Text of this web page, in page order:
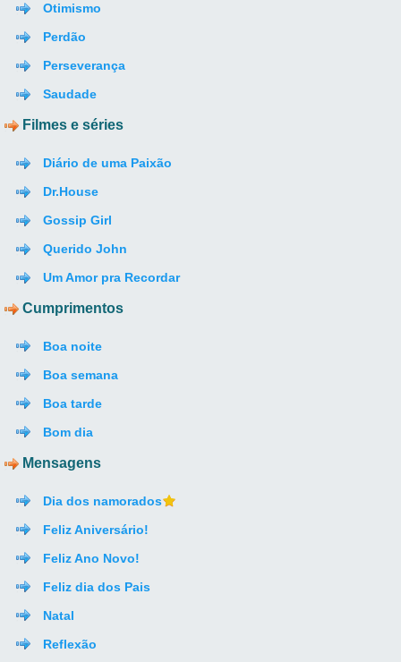
Otimismo
Perdão
Perseverança
Saudade
Filmes e séries
Diário de uma Paixão
Dr.House
Gossip Girl
Querido John
Um Amor pra Recordar
Cumprimentos
Boa noite
Boa semana
Boa tarde
Bom dia
Mensagens
Dia dos namorados
Feliz Aniversário!
Feliz Ano Novo!
Feliz dia dos Pais
Natal
Reflexão